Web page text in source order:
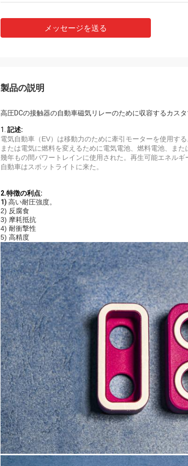
メッセージを送る
製品の説明
高圧DCの接触器の自動車磁気リレーのために収容するカス
1. 記述:
電気自動車（EV）は移動力のために牽引モーターを使用す
または電気に燃料を変えるために電気電池、燃料電池、ま
幾年もの間パワートレインに使用された。再生可能エネル
自動車はスポットライトに来た。
2.特徴の利点:
1) 高い耐圧強度。
2) 反腐食
3) 摩耗抵抗
4) 耐衝撃性
5) 高精度